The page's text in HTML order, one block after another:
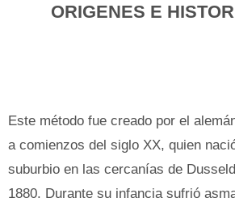
ORIGENES E
Este método fue creado por el
a comienzos del siglo XX, quien
suburbio en las cercanías de
1880. Durante su infancia sufrió